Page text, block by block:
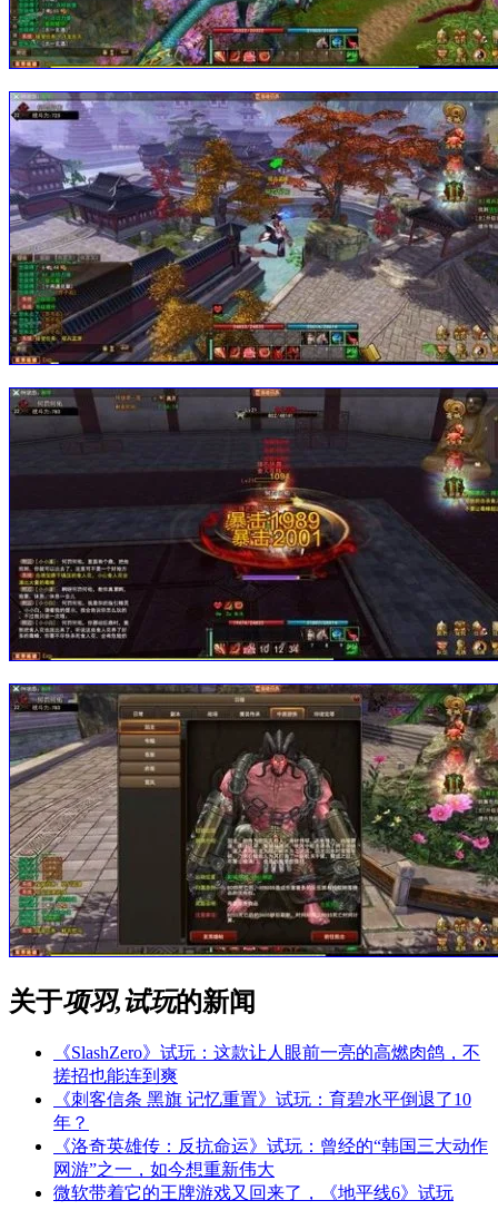
关于项羽,试玩的新闻
《SlashZero》试玩：这款让人眼前一亮的高燃肉鸽，不
搓招也能连到爽
《刺客信条 黑旗 记忆重置》试玩：育碧水平倒退了10
年？
《洛奇英雄传：反抗命运》试玩：曾经的“韩国三大动作
网游”之一，如今想重新伟大
微软带着它的王牌游戏又回来了，《地平线6》试玩